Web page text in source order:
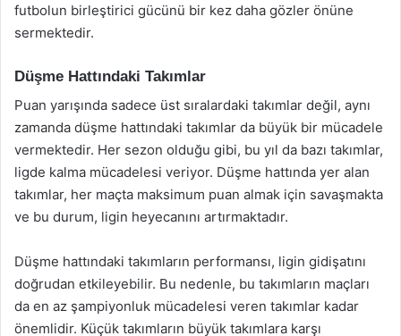
futbolun birleştirici gücünü bir kez daha gözler önüne
sermektedir.
Düşme Hattındaki Takımlar
Puan yarışında sadece üst sıralardaki takımlar değil, aynı
zamanda düşme hattındaki takımlar da büyük bir mücadele
vermektedir. Her sezon olduğu gibi, bu yıl da bazı takımlar,
ligde kalma mücadelesi veriyor. Düşme hattında yer alan
takımlar, her maçta maksimum puan almak için savaşmakta
ve bu durum, ligin heyecanını artırmaktadır.
Düşme hattındaki takımların performansı, ligin gidişatını
doğrudan etkileyebilir. Bu nedenle, bu takımların maçları
da en az şampiyonluk mücadelesi veren takımlar kadar
önemlidir. Küçük takımların büyük takımlara karşı